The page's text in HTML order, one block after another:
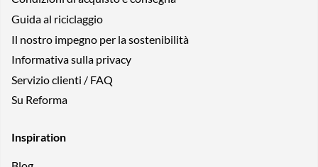
Guida al riciclaggio
Il nostro impegno per la sostenibilità
Informativa sulla privacy
Servizio clienti / FAQ
Su Reforma
Inspiration